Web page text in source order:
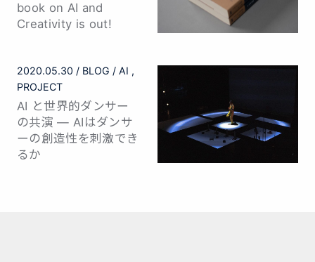
book on AI and
Creativity is out!
2020.05.30 BLOG
AI
PROJECT
AI と世界的ダンサー
の共演 — AIはダンサ
ーの創造性を刺激でき
るか